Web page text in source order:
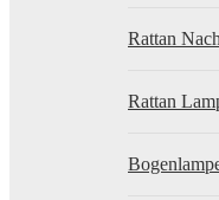
Rattan
Rattan